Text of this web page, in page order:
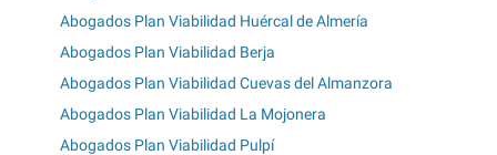
Abogados Plan Viabilidad Huércal de Almería
Abogados Plan Viabilidad Berja
Abogados Plan Viabilidad Cuevas del Almanzora
Abogados Plan Viabilidad La Mojonera
Abogados Plan Viabilidad Pulpí